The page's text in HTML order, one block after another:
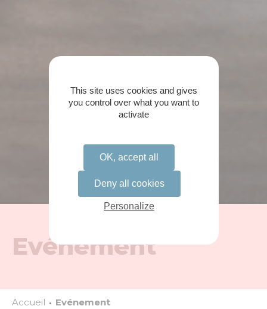
Evénement
Accueil Evénement
This site uses cookies and gives
you control over what you want to
activate
OK, accept all
Deny all cookies
Personalize